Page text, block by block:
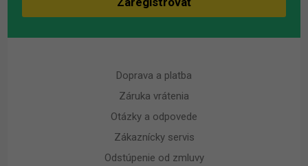
Doprava a platba
Záruka vrátenia
Otázky a odpovede
Zákaznícky servis
Odstúpenie od zmluvy